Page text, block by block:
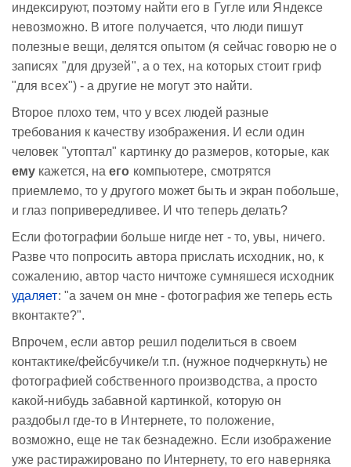
индексируют, поэтому найти его в Гугле или Яндексе
невозможно. В итоге получается, что люди пишут
полезные вещи, делятся опытом (я сейчас говорю не о
записях "для друзей", а о тех, на которых стоит гриф
"для всех") - а другие не могут это найти.
Второе плохо тем, что у всех людей разные
требования к качеству изображения. И если один
человек "утоптал" картинку до размеров, которые, как
ему кажется, наего компьютере, смотрятся
приемлемо, то у другого может быть и экран побольше,
и глаз попривередливее. И что теперь делать?
Если фотографии больше нигде нет - то, увы, ничего.
Разве что попросить автора прислать исходник, но, к
сожалению, автор часто ничтоже сумняшеся исходник
удаляет: "а зачем он мне - фотография же теперь есть
вконтакте?".
Впрочем, если автор решил поделиться в своем
контактике/фейсбучике/и т.п. (нужное подчеркнуть) не
фотографией собственного производства, а просто
какой-нибудь забавной картинкой, которую он
раздобыл где-то в Интернете, то положение,
возможно, еще не так безнадежно. Если изображение
уже растиражировано по Интернету, то его наверняка